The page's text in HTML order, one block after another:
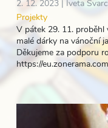
2. 12. 2023 |
Iveta
Projekty
V pátek 29. 11. proběhl
malé dárky na vánoční
Děkujeme za podporu
https://